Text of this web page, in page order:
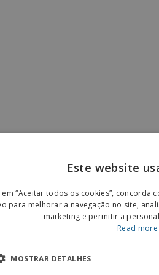
Este website
“Aceitar todos os cookies”, concorda
para melhorar a navegação no site,
marketing e permitir a
Read more
MOSTRAR DETALHES